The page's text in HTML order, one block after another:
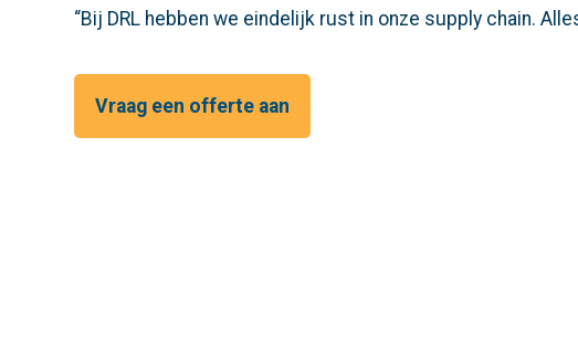
“Bij DRL hebben we eindelijk rust in onze supply chain.
Vraag een offerte aan